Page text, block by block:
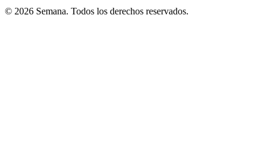
© 2026 Semana. Todos los derechos reservados.